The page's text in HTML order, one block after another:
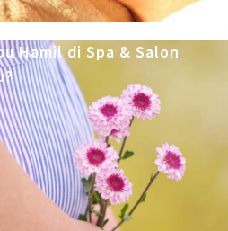
Hamil di Spa & Salon